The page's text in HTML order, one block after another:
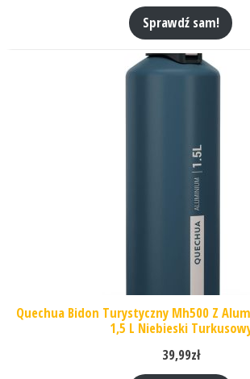
Sprawdź sam!
Quechua Bidon Turystyczny Mh500 Z
1,5 L Niebieski
39,99zł